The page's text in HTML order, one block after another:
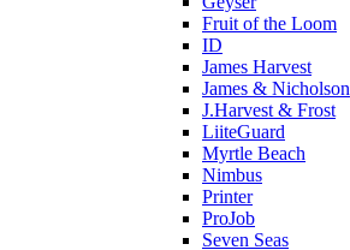
Fruit of the Loom
ID
James Harvest
James & Nicholson
J.Harvest & Frost
LiiteGuard
Myrtle Beach
Nimbus
Printer
ProJob
Seven Seas